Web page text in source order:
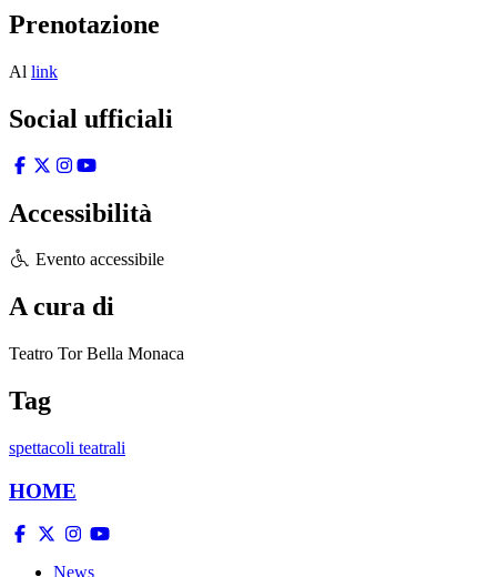
Prenotazione
Al link
Social ufficiali
Accessibilità
Evento accessibile
A cura di
Teatro Tor Bella Monaca
Tag
spettacoli teatrali
HOME
News